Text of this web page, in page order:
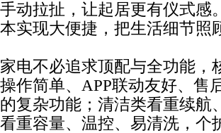
动拉扯，让起居更有仪式感
实现大便捷，把生活细节照
电不必追求顶配与全功能，
作简单、APP联动友好、售
复杂功能；清洁类看重续航
重容量、温控、易清洗，个